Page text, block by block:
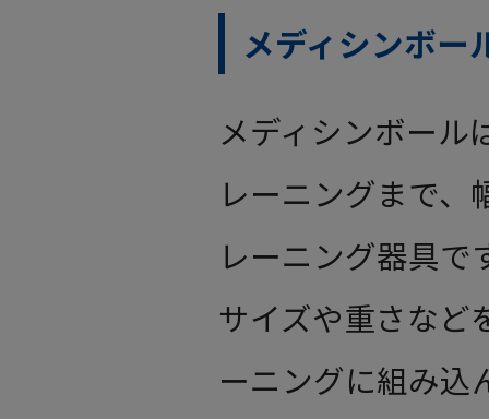
メディシンボー
メディシンボール
レーニングまで、
レーニング器具で
サイズや重さなど
ーニングに組み込